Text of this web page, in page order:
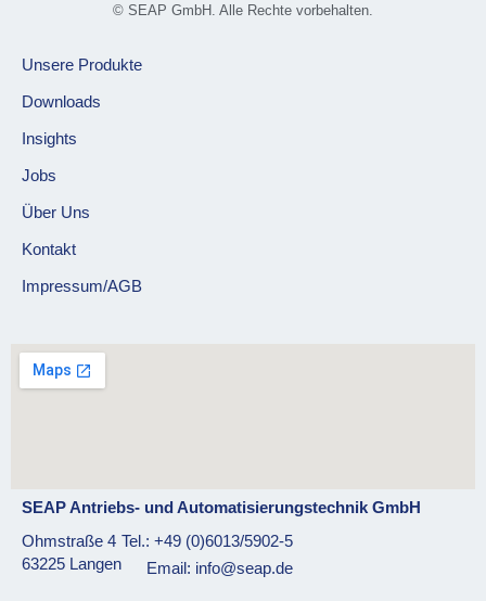
© SEAP GmbH. Alle Rechte vorbehalten.
Unsere Produkte
Downloads
Insights
Jobs
Über Uns
Kontakt
Impressum/AGB
SEAP Antriebs- und Automatisierungstechnik GmbH
Ohmstraße 4
63225 Langen
Tel.: +49 (0)6013/5902-5
Email: info@seap.de